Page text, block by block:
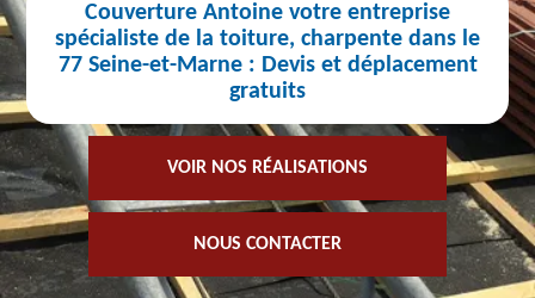
Couverture Antoine votre entreprise
spécialiste de la toiture, charpente dans le
77 Seine-et-Marne : Devis et déplacement
gratuits
VOIR NOS RÉALISATIONS
NOUS CONTACTER